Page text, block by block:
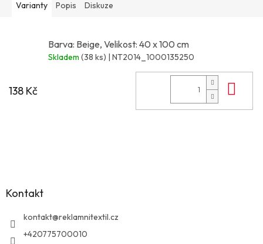
Varianty Popis Diskuze
Barva: Beige, Velikost: 40 x 100 cm
Skladem (38 ks) | NT2014_1000135250
138 Kč
Kontakt
kontakt@reklamnitextil.cz
+420775700010